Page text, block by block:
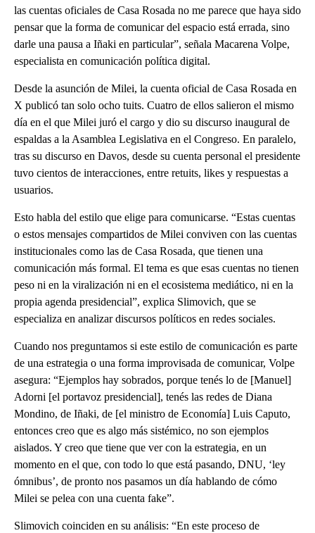
las cuentas oficiales de Casa Rosada no me parece que haya sido
pensar que la forma de comunicar del espacio está errada, sino
darle una pausa a Iñaki en particular”, señala Macarena Volpe,
especialista en comunicación política digital.
Desde la asunción de Milei, la cuenta oficial de Casa Rosada en
X publicó tan solo ocho tuits. Cuatro de ellos salieron el mismo
día en el que Milei juró el cargo y dio su discurso inaugural de
espaldas a la Asamblea Legislativa en el Congreso. En paralelo,
tras su discurso en Davos, desde su cuenta personal el presidente
tuvo cientos de interacciones, entre retuits, likes y respuestas a
usuarios.
Esto habla del estilo que elige para comunicarse. “Estas cuentas
o estos mensajes compartidos de Milei conviven con las cuentas
institucionales como las de Casa Rosada, que tienen una
comunicación más formal. El tema es que esas cuentas no tienen
peso ni en la viralización ni en el ecosistema mediático, ni en la
propia agenda presidencial”, explica Slimovich, que se
especializa en analizar discursos políticos en redes sociales.
Cuando nos preguntamos si este estilo de comunicación es parte
de una estrategia o una forma improvisada de comunicar, Volpe
asegura: “Ejemplos hay sobrados, porque tenés lo de [Manuel]
Adorni [el portavoz presidencial], tenés las redes de Diana
Mondino, de Iñaki, de [el ministro de Economía] Luis Caputo,
entonces creo que es algo más sistémico, no son ejemplos
aislados. Y creo que tiene que ver con la estrategia, en un
momento en el que, con todo lo que está pasando, DNU, ‘ley
ómnibus’, de pronto nos pasamos un día hablando de cómo
Milei se pelea con una cuenta fake”.
Slimovich coinciden en su análisis: “En este proceso de